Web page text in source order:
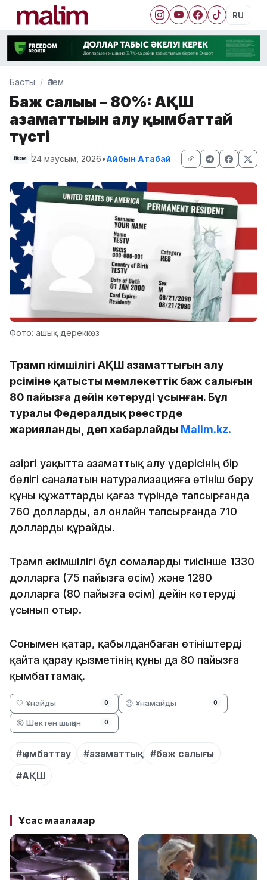
RU
Басты Әлем
Баж салығы – 80%: АҚШ
азаматтығын алу қымбаттай
түсті
Әлем 24 маусым, 2026•Айбын Атабай
Фото: ашық дереккөз
Трамп әкімшілігі АҚШ азаматтығын алу
рәсіміне қатысты мемлекеттік баж салығын
80 пайызға дейін көтеруді ұсынған. Бұл
туралы Федералдық реестрде
жарияланды, деп хабарлайды Malim.kz.
Қазіргі уақытта азаматтық алу үдерісінің бір
бөлігі саналатын натурализацияға өтініш беру
құны құжаттарды қағаз түрінде тапсырғанда
760 долларды, ал онлайн тапсырғанда 710
долларды құрайды.
Трамп әкімшілігі бұл сомаларды тиісінше 1330
долларға (75 пайызға өсім) және 1280
долларға (80 пайызға өсім) дейін көтеруді
ұсынып отыр.
Сонымен қатар, қабылданбаған өтініштерді
қайта қарау қызметінің құны да 80 пайызға
қымбаттамақ.
🤍 Ұнайды 0 😞 Ұнамайды 0
😡 Шектен шыққан 0
#қымбаттау #азаматтық
#баж салығы
#АҚШ
Ұқсас мақалалар